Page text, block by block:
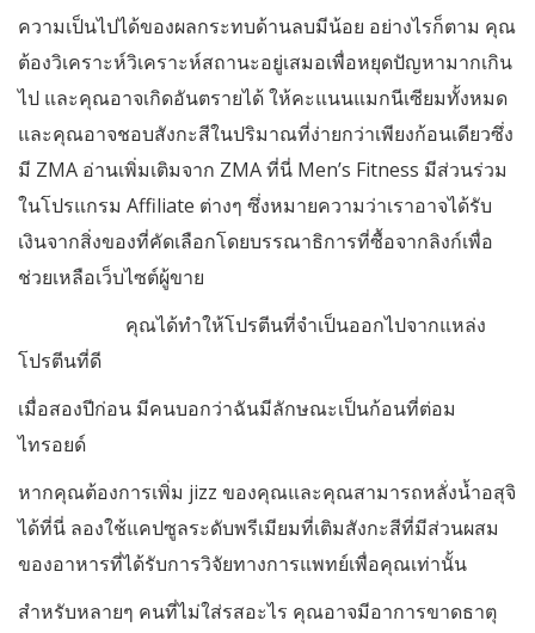
ความเป็นไปได้ของผลกระทบด้านลบมีน้อย อย่างไรก็ตาม คุณ
ต้องวิเคราะห์วิเคราะห์สถานะอยู่เสมอเพื่อหยุดปัญหามากเกิน
ไป และคุณอาจเกิดอันตรายได้ ให้คะแนนแมกนีเซียมทั้งหมด
และคุณอาจชอบสังกะสีในปริมาณที่ง่ายกว่าเพียงก้อนเดียวซึ่ง
มี ZMA อ่านเพิ่มเติมจาก ZMA ที่นี่ Men’s Fitness มีส่วนร่วม
ในโปรแกรม Affiliate ต่างๆ ซึ่งหมายความว่าเราอาจได้รับ
เงินจากสิ่งของที่คัดเลือกโดยบรรณาธิการที่ซื้อจากลิงก์เพื่อ
ช่วยเหลือเว็บไซต์ผู้ขาย
คุณได้ทำให้โปรตีนที่จำเป็นออกไปจากแหล่ง
โปรตีนที่ดี
เมื่อสองปีก่อน มีคนบอกว่าฉันมีลักษณะเป็นก้อนที่ต่อม
ไทรอยด์
หากคุณต้องการเพิ่ม jizz ของคุณและคุณสามารถหลั่งน้ำอสุจิ
ได้ที่นี่ ลองใช้แคปซูลระดับพรีเมียมที่เติมสังกะสีที่มีส่วนผสม
ของอาหารที่ได้รับการวิจัยทางการแพทย์เพื่อคุณเท่านั้น
สำหรับหลายๆ คนที่ไม่ใส่รสอะไร คุณอาจมีอาการขาดธาตุ